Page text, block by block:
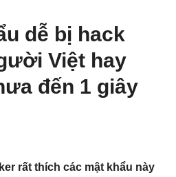
dễ bị hack
Việt hay
đến 1 giây
rất thích các mật khẩu này